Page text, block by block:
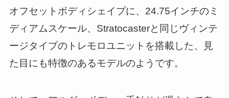
オフセットボディシェイプに、24.75インチのミ
ディアムスケール、Stratocasterと同じヴィンテ
ージタイプのトレモロユニットを搭載した、見
た目にも特徴のあるモデルのようです。